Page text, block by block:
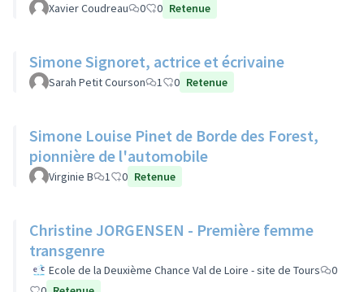
Xavier Coudreau 0 0 Retenue
Simone Signoret, actrice et écrivaine
Sarah Petit Courson 1 0 Retenue
Simone Louise Pinet de Borde des Forest,
pionnière de l'automobile
Virginie B 1 0 Retenue
Christine JORGENSEN - Première femme
transgenre
Ecole de la Deuxième Chance Val de Loire - site de Tours
0